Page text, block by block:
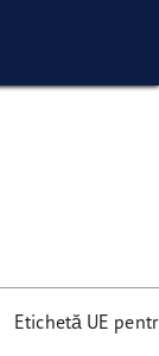
Etichetă UE